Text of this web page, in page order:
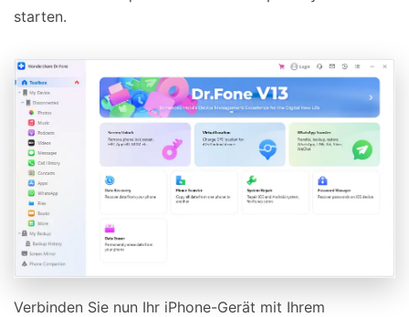
starten.
Verbinden Sie nun Ihr iPhone-Gerät mit Ihrem